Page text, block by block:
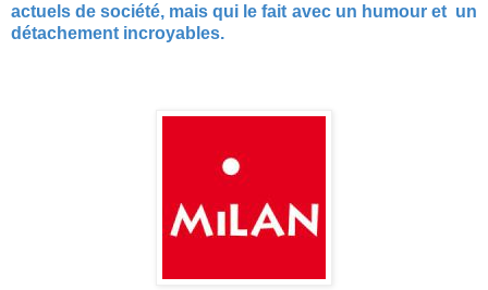
actuels de société, mais qui le fait avec un humour et un
détachement incroyables.